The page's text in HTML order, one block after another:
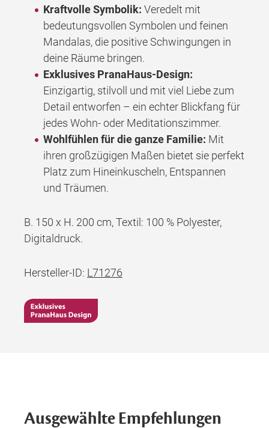
Kraftvolle Symbolik: Veredelt mit
bedeutungsvollen Symbolen und feinen
Mandalas, die positive Schwingungen in
deine Räume bringen.
Exklusives PranaHaus-Design:
Einzigartig, stilvoll und mit viel Liebe zum
Detail entworfen – ein echter Blickfang für
jedes Wohn- oder Meditationszimmer.
Wohlfühlen für die ganze Familie: Mit
ihren großzügigen Maßen bietet sie perfekt
Platz zum Hineinkuscheln, Entspannen
und Träumen.
B. 150 x H. 200 cm, Textil: 100 % Polyester,
Digitaldruck.
Hersteller-ID: L71276
Ausgewählte Empfehlungen